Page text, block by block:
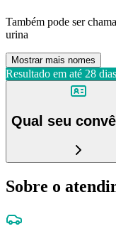
Também pode ser
urina
Mostrar mais nomes
Resultado em até 28
Qual seu
Sobre o